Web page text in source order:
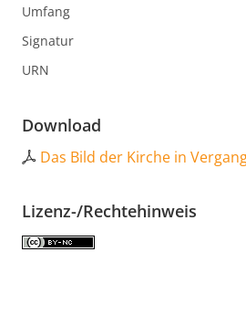
Umfang
Signatur
URN
Download
Das Bild der Kirche in
Lizenz-/Rechtehinweis